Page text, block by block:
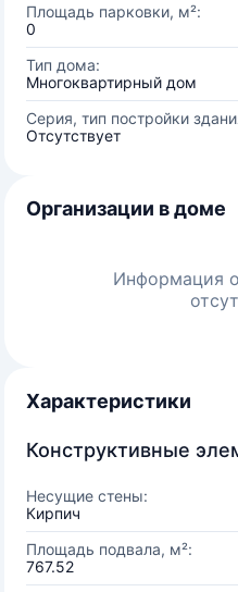
Площадь парковки, м²:
0
Тип дома:
Многоквартирный дом
Серия, тип постройки
Отсутствует
Организации в доме
Информация
Характеристики
Конструктивные
Несущие стены:
Кирпич
Площадь подвала, м²:
767.52